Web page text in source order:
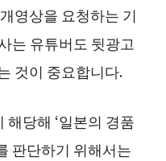
영상을 요청하는 기
는 유튜버도 뒷광고
것이 중요합니다.
당해 ‘일본의 경품
판단하기 위해서는